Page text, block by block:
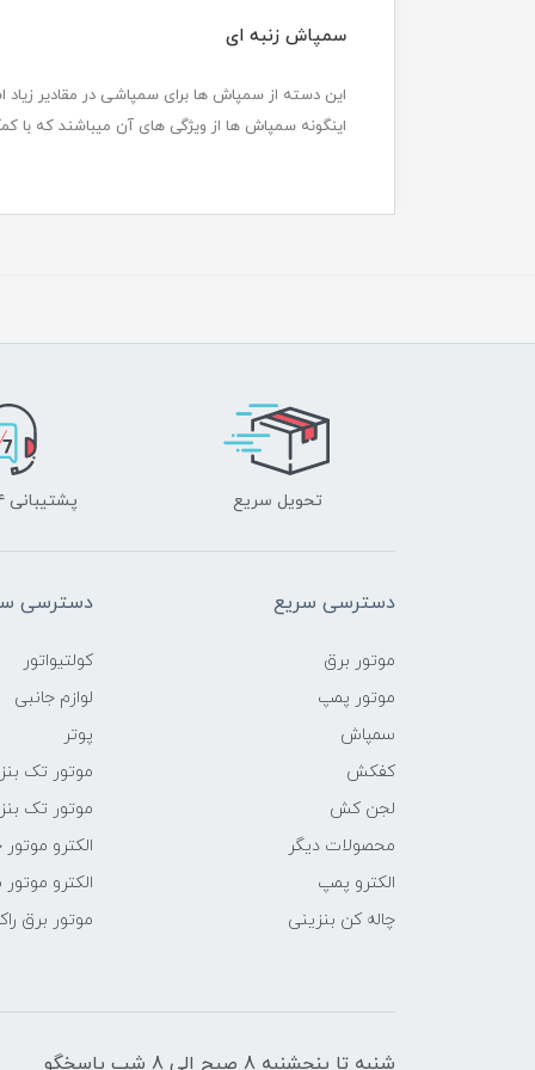
سمپاش زنبه ای
اینگونه سمپاش ها از ویژگی های آن میباشند که با کمک
تحویل سریع پشتیبانی ۲۴ ساعته
دسترسی سریع
موتور برق
موتور پمپ
سمپاش
کفکش
لجن کش
محصولات دیگر
الکترو پمپ
چاله کن بنزینی
دسترسی
کولتیواتور
لوازم جانبی
پوتر
موتور تک
موتور تک
الکترو
الکترو
موتور برق
شنبه تا پنجشنبه 8 صبح الی 8 شب پاسخگو